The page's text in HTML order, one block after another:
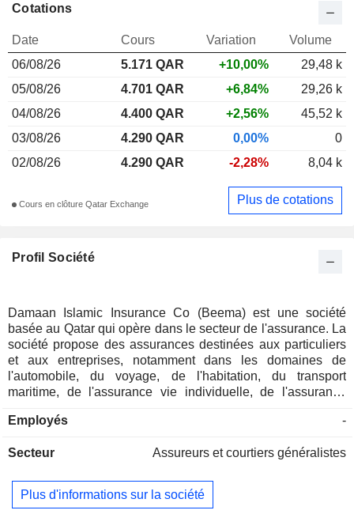
Profil Société
Damaan Islamic Insurance Co (Beema) est une société
basée au Qatar qui opère dans le secteur de l'assurance. La
société propose des assurances destinées aux particuliers
et aux entreprises, notamment dans les domaines de
l'automobile, du voyage, de l'habitation, du transport
maritime, de l'assurance vie individuelle, de l'assurance
Employés
-
Secteur Assureurs et courtiers généralistes
Plus d'informations sur la société
Cotations
Date Cours Variation
Volume
06/08/26
5.171 QAR +10,00%
29,48 k
05/08/26
4.701 QAR +6,84%
29,26 k
04/08/26
4.400 QAR +2,56%
45,52 k
03/08/26
4.290 QAR 0,00%
0
02/08/26
4.290 QAR -2,28% 8,04 k
Cours en clôture Qatar Exchange Plus de cotations